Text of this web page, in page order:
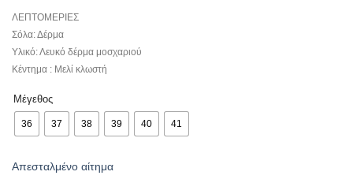
ΛΕΠΤΟΜΕΡΙΕΣ
Σόλα: Δέρμα
Υλικό: Λευκό δέρμα μοσχαριού
Κέντημα : Μελί κλωστή
Μέγεθος
36 37 38 39 40 41
Απεσταλμένο αίτημα